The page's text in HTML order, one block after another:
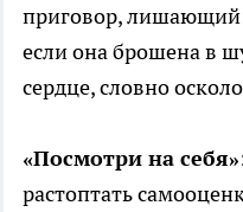
приговор,
если она брошена в
сердце, словно
«Посмотри на себя»
растоптать